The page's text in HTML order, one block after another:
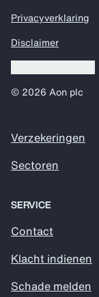
Privacyverklaring
Disclaimer
© 2026 Aon plc
Verzekeringen
Sectoren
SERVICE
Contact
Klacht indienen
Schade melden